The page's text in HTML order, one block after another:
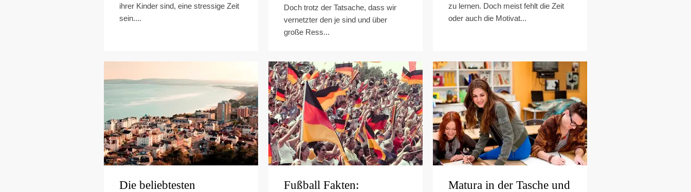
ihrer Kinder sind, eine stressige Zeit
sein....
Doch trotz der Tatsache, dass wir
vernetzter den je sind und über
große Ress...
zu lernen. Doch meist fehlt die Zeit
oder auch die Motivat...
Die beliebtesten
Fußball Fakten:
Matura in der Tasche und